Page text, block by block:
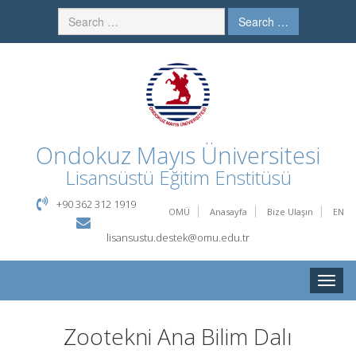
Search …
Ondokuz Mayıs Üniversitesi
Lisansüstü Eğitim Enstitüsü
OMÜ Anasayfa Bize Ulaşın EN
+90 362 312 1919
lisansustu.destek@omu.edu.tr
Toggle
Zootekni Ana Bilim Dalı